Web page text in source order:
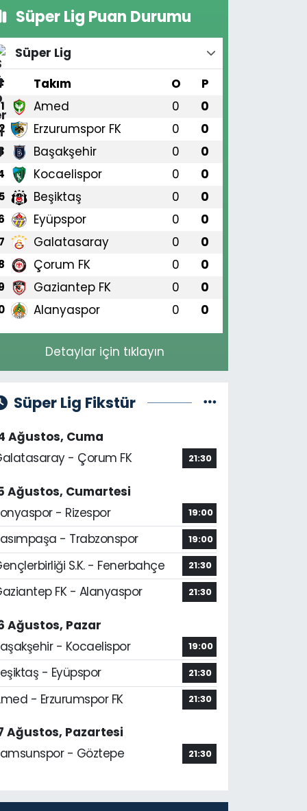
Süper Lig Puan Durumu
Süper Lig
Takım O P
1 Amed 0 0
Erzurumspor FK 0 0
Başakşehir 0 0
Kocaelispor 0 0
Beşiktaş 0 0
Eyüpspor 0 0
Galatasaray 0 0
Çorum FK 0 0
Gaziantep FK 0 0
Alanyaspor 0 0
Detaylar için tıklayın
Süper Lig Fikstür
Ağustos, Cuma
- Çorum FK
21:30
Ağustos, Cumartesi
- Rizespor
19:00
- Trabzonspor 19:00
S.K. - Fenerbahçe 21:30
FK - Alanyaspor 21:30
Ağustos, Pazar
- Kocaelispor
19:00
- Eyüpspor 21:30
- Erzurumspor FK 21:30
Ağustos, Pazartesi
- Göztepe
21:30